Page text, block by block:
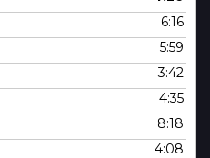
6:16
5:59
3:42
4:35
8:18
4:08